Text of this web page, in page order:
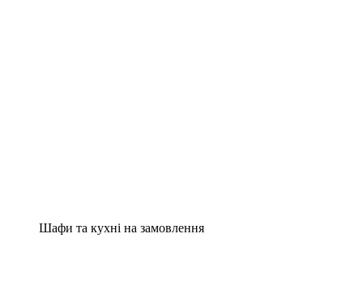
Шафи та кухні на замовлення